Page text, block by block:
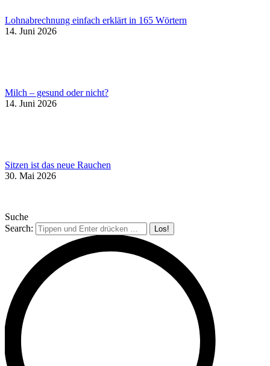
Lohnabrechnung einfach erklärt in 165 Wörtern
14. Juni 2026
Milch – gesund oder nicht?
14. Juni 2026
Sitzen ist das neue Rauchen
30. Mai 2026
Suche
Search: